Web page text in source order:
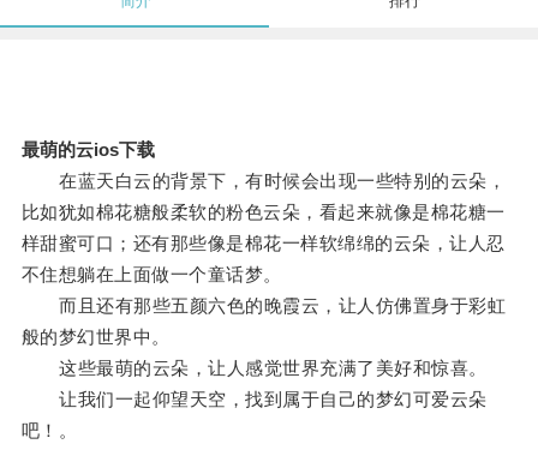
最萌的云ios下载
在蓝天白云的背景下，有时候会出现一些特别的云朵，
比如犹如棉花糖般柔软的粉色云朵，看起来就像是棉花糖一
样甜蜜可口；还有那些像是棉花一样软绵绵的云朵，让人忍
不住想躺在上面做一个童话梦。
而且还有那些五颜六色的晚霞云，让人仿佛置身于彩虹
般的梦幻世界中。
这些最萌的云朵，让人感觉世界充满了美好和惊喜。
让我们一起仰望天空，找到属于自己的梦幻可爱云朵
吧！。